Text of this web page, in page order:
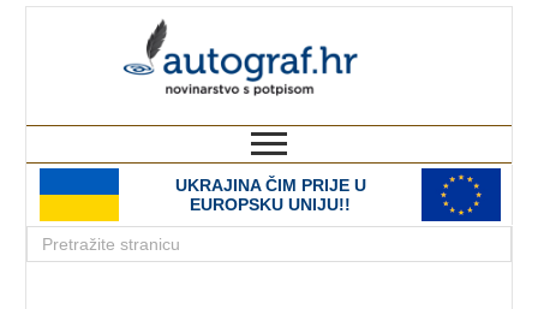
UKRAJINA ČIM PRIJE U
EUROPSKU UNIJU!!